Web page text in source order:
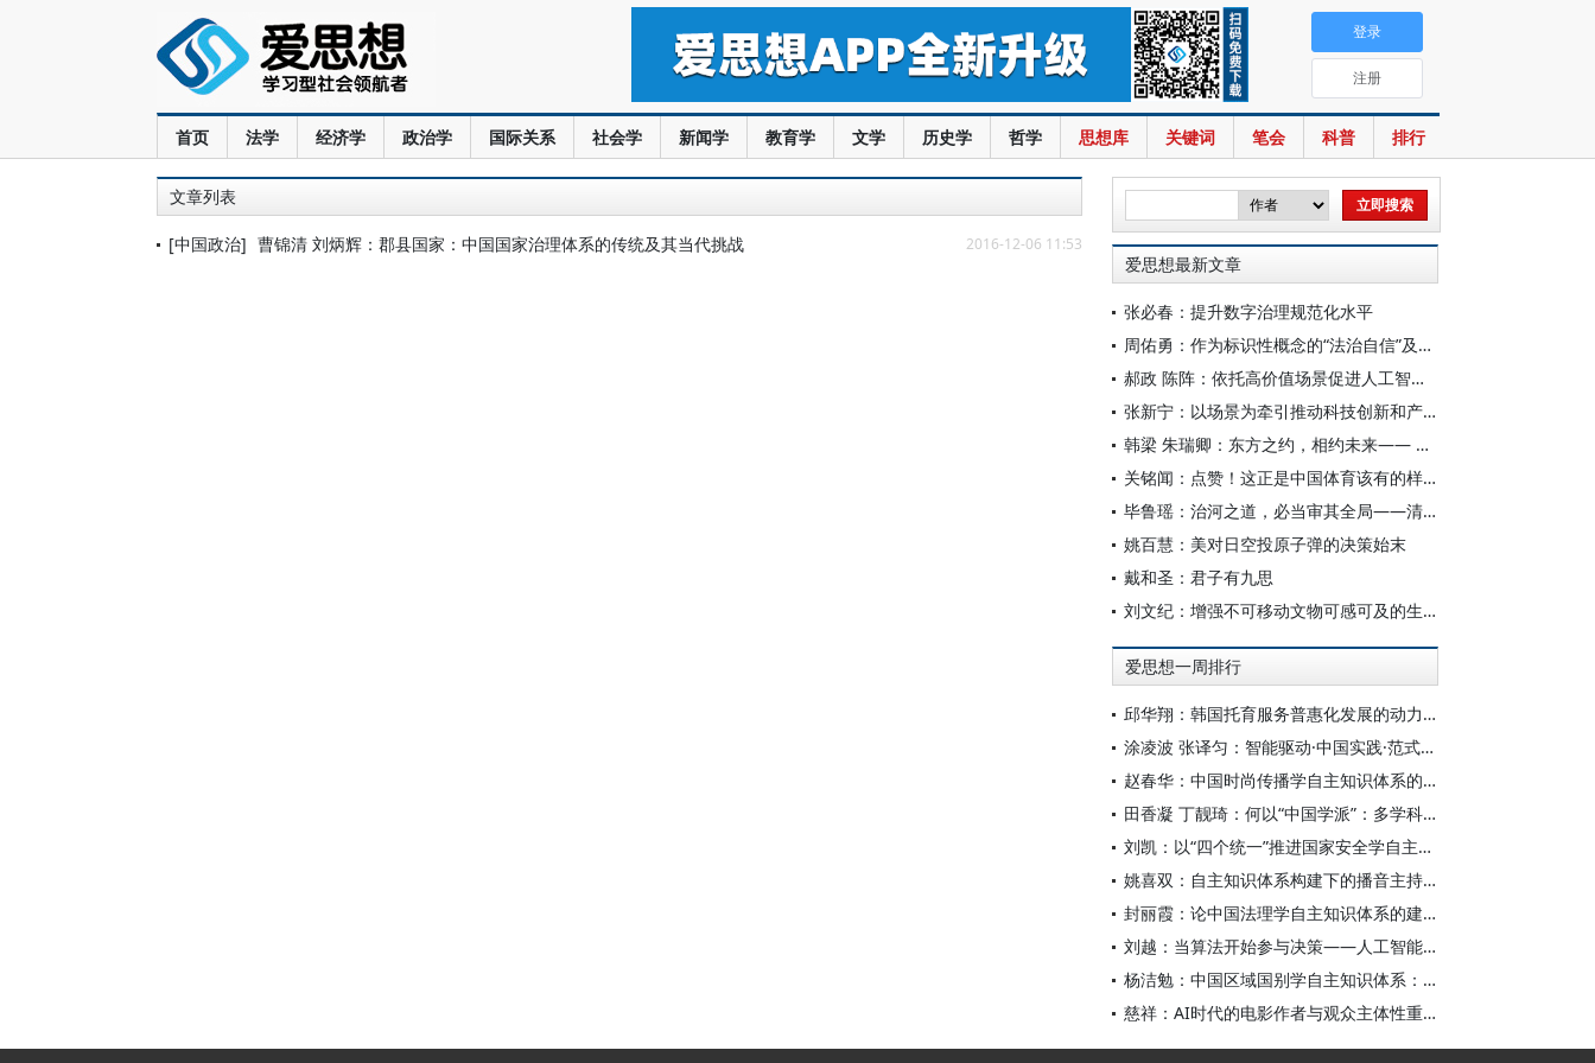
首页 法学 经济学 政治学 国际关系 社会学 新闻学 教育学 文学 历史学 哲学 思想库 关键词 笔会 科普 排行
登录
注册
文章列表
[中国政治] 曹锦清 刘炳辉：郡县国家：中国国家治理体系的传统及其当代挑战 2016-12-06 11:53
爱思想最新文章
张必春：提升数字治理规范化水平
周佑勇：作为标识性概念的“法治自信”及其时代意蕴
郝政 陈阵：依托高价值场景促进人工智能高质量数据集建设
张新宁：以场景为牵引推动科技创新和产业创新深度融合
韩梁 朱瑞卿：东方之约，相约未来—— 中国元首外交的世界情怀与大国气派
关铭闻：点赞！这正是中国体育该有的样子
毕鲁瑶：治河之道，必当审其全局——清代靳辅的治水理念与实践
姚百慧：美对日空投原子弹的决策始末
戴和圣：君子有九思
刘文纪：增强不可移动文物可感可及的生命力
爱思想一周排行
邱华翔：韩国托育服务普惠化发展的动力机制、制度路径与政策效应
涂凌波 张译匀：智能驱动·中国实践·范式创新：“构建中国新闻传播学自主知识体系”专题研讨会综述
赵春华：中国时尚传播学自主知识体系的内在逻辑与实践路径
田香凝 丁靓琦：何以“中国学派”：多学科视野下中国特色新闻传播学建设的研究
刘凯：以“四个统一”推进国家安全学自主知识体系构建
姚喜双：自主知识体系构建下的播音主持高等专业教育研究
封丽霞：论中国法理学自主知识体系的建构
刘越：当算法开始参与决策——人工智能重塑全球治理的底层逻辑
杨洁勉：中国区域国别学自主知识体系：本原、借鉴和建构
慈祥：AI时代的电影作者与观众主体性重构